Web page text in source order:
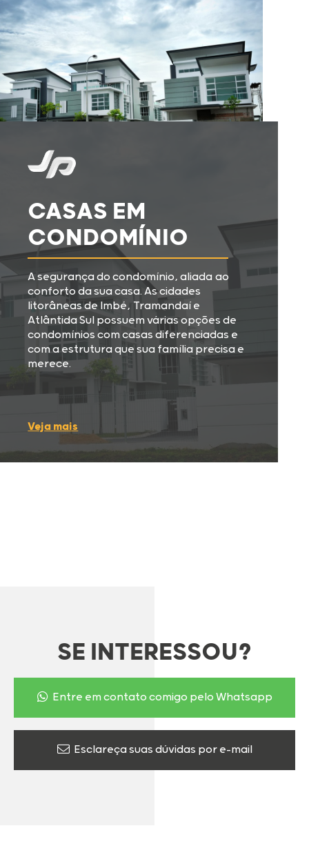
CASAS EM
CONDOMÍNIO
A segurança do condomínio, aliada ao
conforto da sua casa. As cidades
litorâneas de Imbé, Tramandaí e
Atlântida Sul possuem várias opções de
condomínios com casas diferenciadas e
com a estrutura que sua família precisa e
merece.
Veja mais
SE INTERESSOU?
Entre em contato comigo pelo Whatsapp
Esclareça suas dúvidas por e-mail